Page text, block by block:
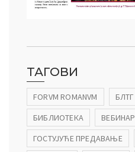
ТАГОВИ
FORVM ROMANVM БЛТГ
БИБЛИОТЕКА
ВЕБИНАР
ГОСТУЈУЋЕ ПРЕДАВАЊЕ